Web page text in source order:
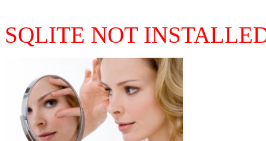
SQLITE NOT